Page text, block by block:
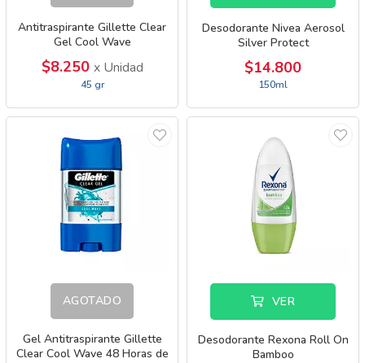
Antitraspirante Gillette Clear
Gel Cool Wave
$8.250 x Unidad
45 gr
Desodorante Nivea Aerosol
Silver Protect
$14.800
150ml
AGOTADO
Gel Antitraspirante Gillette
Clear Cool Wave 48 Horas de
VER
Desodorante Rexona Roll On
Bamboo